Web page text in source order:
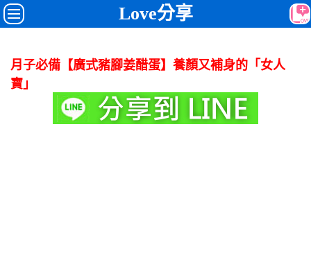
Love分享
月子必備【廣式豬腳姜醋蛋】養顏又補身的「女人
寶」